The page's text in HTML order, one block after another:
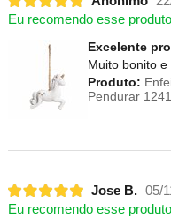
Eu recomendo esse
Excelente
Muito bonito e
Produto:
Pendurar
Jose B. 05/
Eu recomendo esse